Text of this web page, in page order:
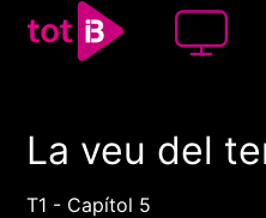
00:00 00:00
La veu del
T1 - Capítol 5